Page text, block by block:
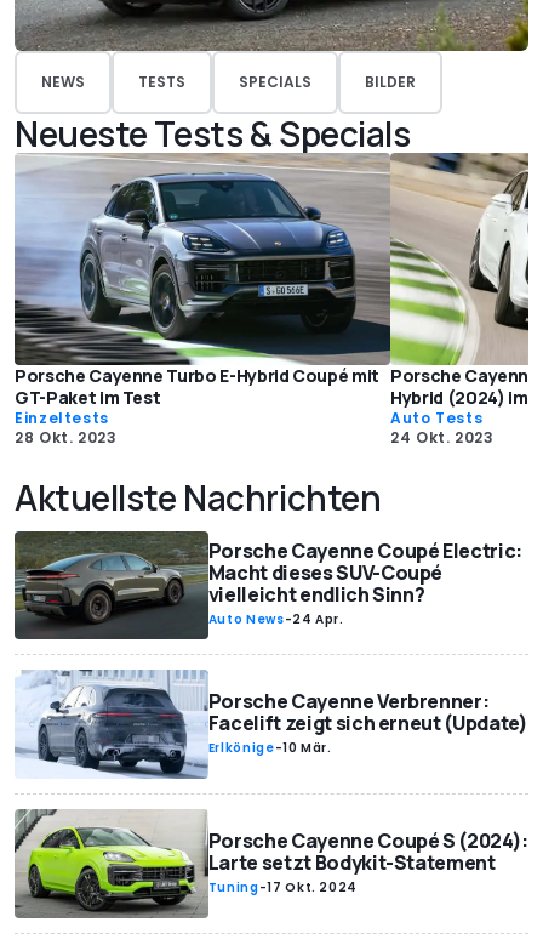
NEWS TESTS SPECIALS BILDER
Neueste Tests & Specials
Porsche Cayenne Turbo E-Hybrid Coupé mit
GT-Paket im Test
Einzeltests
28 Okt. 2023
Porsche Cayenne
Hybrid (2024) im
Auto Tests
24 Okt. 2023
Aktuellste Nachrichten
Porsche Cayenne Coupé Electric:
Macht dieses SUV-Coupé
vielleicht endlich Sinn?
Auto News-24 Apr.
Porsche Cayenne Verbrenner:
Facelift zeigt sich erneut (Update)
Erlkönige-10 Mär.
Porsche Cayenne Coupé S (2024):
Larte setzt Bodykit-Statement
Tuning-17 Okt. 2024